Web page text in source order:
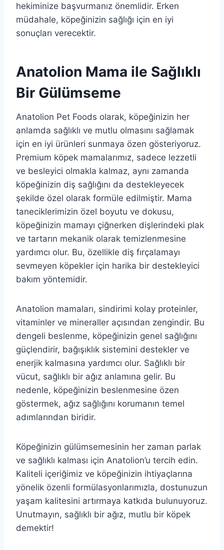
hekiminize başvurmanız önemlidir. Erken
müdahale, köpeğinizin sağlığı için en iyi
sonuçları verecektir.
Anatolion Mama ile Sağlıklı
Bir Gülümseme
Anatolion Pet Foods olarak, köpeğinizin her
anlamda sağlıklı ve mutlu olmasını sağlamak
için en iyi ürünleri sunmaya özen gösteriyoruz.
Premium köpek mamalarımız, sadece lezzetli
ve besleyici olmakla kalmaz, aynı zamanda
köpeğinizin diş sağlığını da destekleyecek
şekilde özel olarak formüle edilmiştir. Mama
taneciklerimizin özel boyutu ve dokusu,
köpeğinizin mamayı çiğnerken dişlerindeki plak
ve tartarın mekanik olarak temizlenmesine
yardımcı olur. Bu, özellikle diş fırçalamayı
sevmeyen köpekler için harika bir destekleyici
bakım yöntemidir.
Anatolion mamaları, sindirimi kolay proteinler,
vitaminler ve mineraller açısından zengindir. Bu
dengeli beslenme, köpeğinizin genel sağlığını
güçlendirir, bağışıklık sistemini destekler ve
enerjik kalmasına yardımcı olur. Sağlıklı bir
vücut, sağlıklı bir ağız anlamına gelir. Bu
nedenle, köpeğinizin beslenmesine özen
göstermek, ağız sağlığını korumanın temel
adımlarından biridir.
Köpeğinizin gülümsemesinin her zaman parlak
ve sağlıklı kalması için Anatolion’u tercih edin.
Kaliteli içeriğimiz ve köpeğinizin ihtiyaçlarına
yönelik özenli formülasyonlarımızla, dostunuzun
yaşam kalitesini artırmaya katkıda bulunuyoruz.
Unutmayın, sağlıklı bir ağız, mutlu bir köpek
demektir!